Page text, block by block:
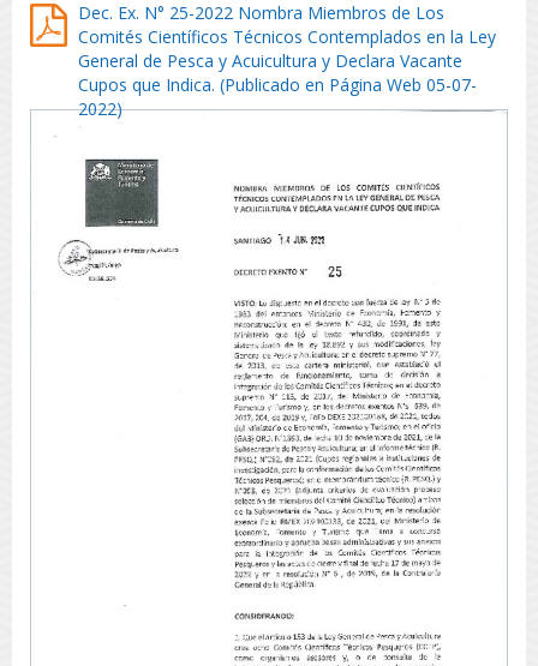
Dec. Ex. N° 25-2022 Nombra Miembros de Los
Comités Científicos Técnicos Contemplados en la Ley
General de Pesca y Acuicultura y Declara Vacante
Cupos que Indica. (Publicado en Página Web 05-07-
2022)